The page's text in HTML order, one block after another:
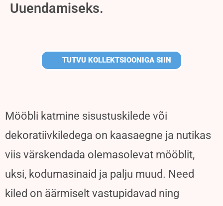
Uuendamiseks.
TUTVU KOLLEKTSIOONIGA SIIN
Mööbli katmine sisustuskilede või
dekoratiivkiledega on kaasaegne ja nutikas
viis värskendada olemasolevat mööblit,
uksi, kodumasinaid ja palju muud. Need
kiled on äärmiselt vastupidavad ning